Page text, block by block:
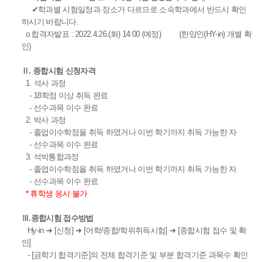
✔학과별 시험일정과 장소가 다르므로 소속학과에서 반드시 확인
하시기 바랍니다.
o 합격자발표 : 2022.4.26.(화) 14:00 (예정) (한양인(HY-in) 개별 확
인)
Ⅱ. 종합시험 신청자격
1. 석사 과정
- 18학점 이상 취득 완료
- 선수과목 이수 완료
2. 박사 과정
- 졸업이수학점을 취득 하였거나 이번 학기까지 취득 가능한 자
- 선수과목 이수 완료
3. 석박통합과정
- 졸업이수학점을 취득 하였거나 이번 학기까지 취득 가능한 자
- 선수과목 이수 완료
* 휴학생 응시 불가
Ⅲ.종합시험 접수방법
Hy-in ➜ [신청] ➜ [어학/종합/학위취득시험] ➜ [종합시험 접수 및 확
인]
- [금학기 합격기준]의 전체 합격기준 및 부분 합격기준 과목수 확인